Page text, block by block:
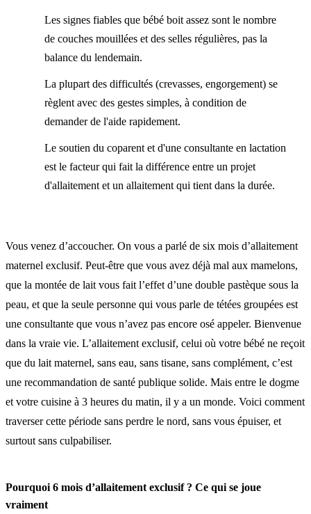
Les signes fiables que bébé boit assez sont le nombre
de couches mouillées et des selles régulières, pas la
balance du lendemain.
La plupart des difficultés (crevasses, engorgement) se
règlent avec des gestes simples, à condition de
demander de l'aide rapidement.
Le soutien du coparent et d'une consultante en lactation
est le facteur qui fait la différence entre un projet
d'allaitement et un allaitement qui tient dans la durée.
Vous venez d’accoucher. On vous a parlé de six mois d’allaitement
maternel exclusif. Peut-être que vous avez déjà mal aux mamelons,
que la montée de lait vous fait l’effet d’une double pastèque sous la
peau, et que la seule personne qui vous parle de tétées groupées est
une consultante que vous n’avez pas encore osé appeler. Bienvenue
dans la vraie vie. L’allaitement exclusif, celui où votre bébé ne reçoit
que du lait maternel, sans eau, sans tisane, sans complément, c’est
une recommandation de santé publique solide. Mais entre le dogme
et votre cuisine à 3 heures du matin, il y a un monde. Voici comment
traverser cette période sans perdre le nord, sans vous épuiser, et
surtout sans culpabiliser.
Pourquoi 6 mois d’allaitement exclusif ? Ce qui se joue
vraiment